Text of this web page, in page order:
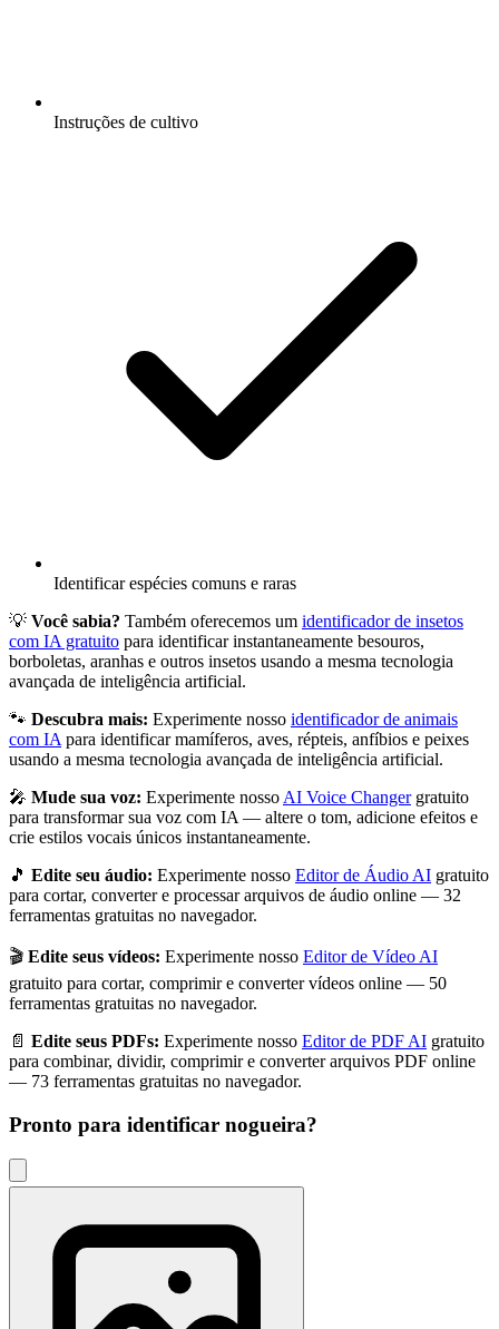
Instruções de cultivo
Identificar espécies comuns e raras
💡 Você sabia? Também oferecemos um identificador de insetos
com IA gratuito para identificar instantaneamente besouros,
borboletas, aranhas e outros insetos usando a mesma tecnologia
avançada de inteligência artificial.
🐾 Descubra mais: Experimente nosso identificador de animais
com IA para identificar mamíferos, aves, répteis, anfíbios e peixes
usando a mesma tecnologia avançada de inteligência artificial.
🎤 Mude sua voz: Experimente nosso AI Voice Changer gratuito
para transformar sua voz com IA — altere o tom, adicione efeitos e
crie estilos vocais únicos instantaneamente.
🎵 Edite seu áudio: Experimente nosso Editor de Áudio AI gratuito
para cortar, converter e processar arquivos de áudio online — 32
ferramentas gratuitas no navegador.
🎬 Edite seus vídeos: Experimente nosso Editor de Vídeo AI
gratuito para cortar, comprimir e converter vídeos online — 50
ferramentas gratuitas no navegador.
📄 Edite seus PDFs: Experimente nosso Editor de PDF AI gratuito
para combinar, dividir, comprimir e converter arquivos PDF online
— 73 ferramentas gratuitas no navegador.
Pronto para identificar nogueira?